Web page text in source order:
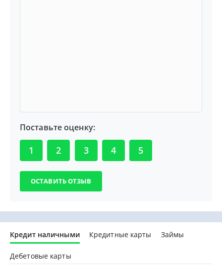
Поставьте оценку:
1 2 3 4 5
Кредит наличными Кредитные карты Займы
Дебетовые карты